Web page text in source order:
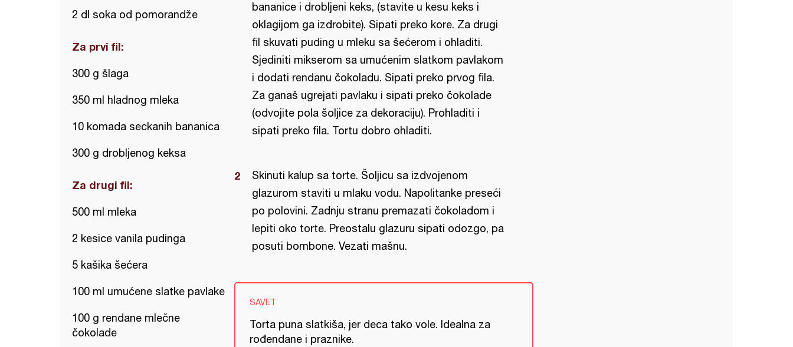
2 dl soka od pomorandže
Za prvi fil:
300 g šlaga
350 ml hladnog mleka
10 komada seckanih bananica
300 g drobljenog keksa
Za drugi fil:
500 ml mleka
2 kesice vanila pudinga
5 kašika šećera
100 ml umućene slatke pavlake
100 g rendane mlečne
čokolade
bananice i drobljeni keks, (stavite u kesu keks i
oklagijom ga izdrobite). Sipati preko kore. Za drugi
fil skuvati puding u mleku sa šećerom i ohladiti.
Sjediniti mikserom sa umućenim slatkom pavlakom
i dodati rendanu čokoladu. Sipati preko prvog fila.
Za ganaš ugrejati pavlaku i sipati preko čokolade
(odvojite pola šoljice za dekoraciju). Prohladiti i
sipati preko fila. Tortu dobro ohladiti.
Skinuti kalup sa torte. Šoljicu sa izdvojenom
glazurom staviti u mlaku vodu. Napolitanke preseći
po polovini. Zadnju stranu premazati čokoladom i
lepiti oko torte. Preostalu glazuru sipati odozgo, pa
posuti bombone. Vezati mašnu.
SAVET
Torta puna slatkiša, jer deca tako vole. Idealna za
rođendane i praznike.